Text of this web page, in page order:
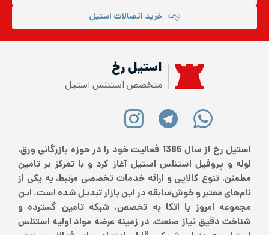
خرید اتصالات استیل
استیل رخ
متخصص استنلس استیل
استیل رخ از سال 1386 فعالیت خود را در حوزه بازرگانی ورق،
لوله و پروفیل استنلس استیل آغاز کرد و با تمرکز بر تامین
مطمئن، تنوع کالایی و ارائه خدمات تخصصی مرتبط، به یکی از
نام‌های معتبر و خوش‌سابقه در این بازار تبدیل شده است. این
مجموعه امروز با اتکا به تخصص، شبکه تامین گسترده و
شناخت دقیق نیاز صنعت، در زمینه عرضه مواد اولیه استنلس